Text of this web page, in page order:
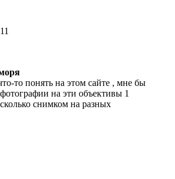
то понять на этом сайте , мне бы
на эти объективы 1
снимком на разных